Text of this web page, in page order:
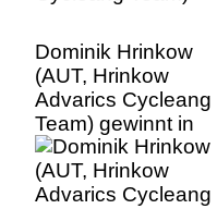
Dominik Hrinkow
(AUT, Hrinkow
Advarics Cycleang
Team) gewinnt in
Steyr